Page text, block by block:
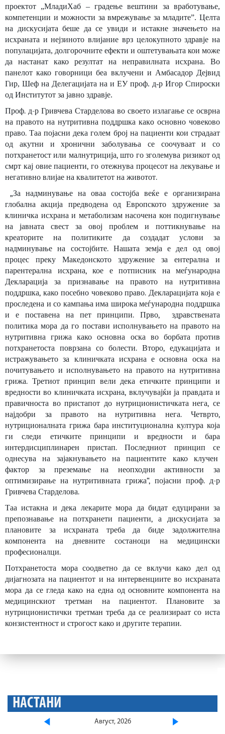
проектот „МладиХаб – градење вештини за вработување,
компетенции и можности за вмрежување за младите”. Целта
на дискусијата беше да се увиди и истакне значењето на
исхраната и нејзиното влијание врз целокупното здравје на
популацијата, долгорочните ефекти и оштетувањата кои може
да настанат како резултат на неправилната исхрана. Во
панелот како говорници беа вклучени и Амбасадор Дејвид
Гир, Шеф на Делегацијата на и ЕУ проф. д-р Игор Спироски
од Институтот за јавно здравје.
Проф. д-р Гривчева Старделова во своето излагање се осврна
на правото на нутритивна поддршка какo основно човеково
право. Таа појасни дека голем број на пациенти кои страдаат
од акутни и хронични заболувања се соочуваат и со
потхранетост или малнутриција, што го зголемува ризикот од
смрт кај овие пациенти, го отежнува процесот на лекување и
негативно влијае на квалитетот на животот.
„За надминување на оваа состојба веќе е организирана
глобална акција предводена од Европското здружение за
клиничка исхрана и метаболизам насочена кон подигнување
на јавната свест за овој проблем и поттикнување на
креаторите на политиките да создадат услови за
надминување на состојбите. Нашата земја е дел од овој
процес преку Македонското здружение за ентерална и
парентерална исхрана, кое е потписник на меѓународна
Декларација за признавање на правото на нутритивна
поддршка, како посебно човеково право. Декларацијата која е
проследена и со кампања има широка меѓународна поддршка
и е поставена на пет принципи. Прво, здравствената
политика мора да го постави исполнувањето на правото на
нутритивна грижа како основна оска во борбата против
потхранетоста поврзана со болести. Второ, едукацијата и
истражувањето за клиничката исхрана е основна оска на
почитувањето и исполнувањето на правото на нутритивна
грижа. Третиот принцип вели дека етичките принципи и
вредности во клиничката исхрана, вклучувајќи ја правдата и
правичноста во пристапот до нутриционистичката нега, се
најдобри за правото на нутритивна нега. Четврто,
нутриционалната грижа бара институционална култура која
ги следи етичките принципи и вредности и бара
интердисциплинарен пристап. Последниот принцип се
однесува на зајакнувањето на пациентите како клучен
фактор за преземање на неопходни активности за
оптимизирање на нутритивната грижа“, појасни проф. д-р
Гривчева Старделова.
Таа истакна и дека лекарите мора да бидат едуцирани за
препознавање на потхранети пациенти, а дискусијата за
плановите за исхраната треба да биде задолжителна
компонента на дневните состаноци на медицински
професионалци.
Потхранетоста мора соодветно да се вклучи како дел од
дијагнозата на пациентот и на интервенциите во исхраната
мора да се гледа како на една од основните компонента на
медицинскиот третман на пациентот. Плановите за
нутриционистички третман треба да се реализираат со иста
конзистентност и строгост како и другите терапии.
НАСТАНИ
Август, 2026